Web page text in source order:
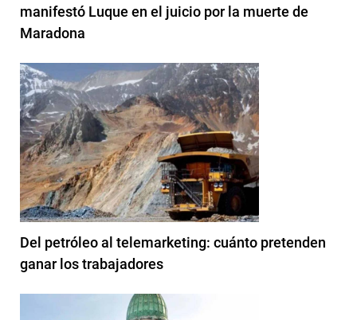
manifestó Luque en el juicio por la muerte de
Maradona
Del petróleo al telemarketing: cuánto pretenden
ganar los trabajadores